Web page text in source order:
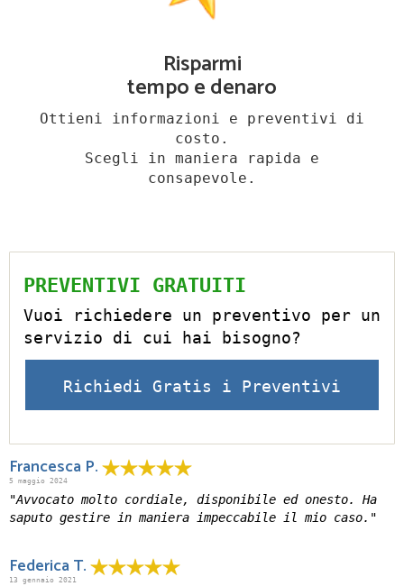
Risparmi
tempo e denaro
Ottieni informazioni e preventivi di
costo.
Scegli in maniera rapida e
consapevole.
PREVENTIVI GRATUITI
Vuoi richiedere un preventivo per un
servizio di cui hai bisogno?
Richiedi Gratis i Preventivi
Francesca P.
5 maggio 2024
"Avvocato molto cordiale, disponibile ed onesto. Ha
saputo gestire in maniera impeccabile il mio caso."
Federica T.
13 gennaio 2021